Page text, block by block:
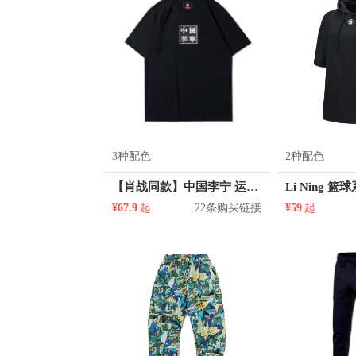
3种配色
【肖战同款】中国李宁 运动篮球系列印花圆领短袖T恤 AHSR909
¥67.9 起 22条购买链接
2种配色
¥59 起